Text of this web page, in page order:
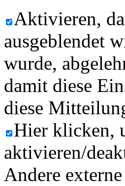
Aktivieren,
ausgeblendet
wurde,
damit diese
diese
Hier klicken,
aktivieren/
Andere